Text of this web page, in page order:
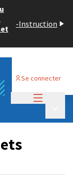
-Instruction
Se connecter